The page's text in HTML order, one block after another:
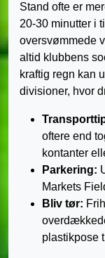
Stand ofte er
20-30 minutter i
oversvømmede
altid klubbens
kraftig regn kan
divisioner, hvor
oftere end
kontanter
Parkering:
Markets
Bliv tør:
plastikpose